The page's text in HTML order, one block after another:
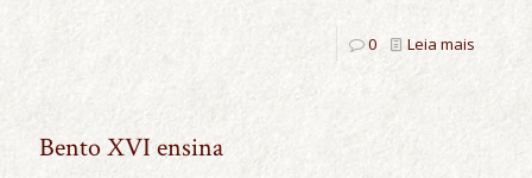
0 Leia mais
Bento XVI ensina